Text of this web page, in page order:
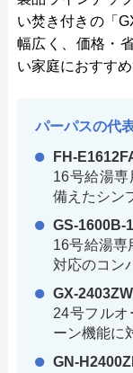
い焚き付きの「
幅広く、価格・
い家庭におすすめ
パーパスの代
FH-
16号給湯
備えたシン
GS-1600B-1
16号給湯専
対応のコン
GX-2403ZW
24号フル
ーン機能に
GN-